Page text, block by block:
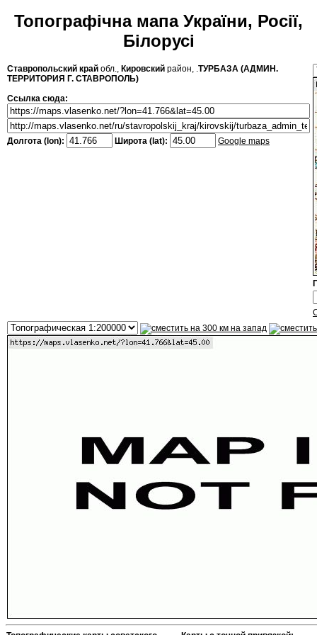
Топографічна мапа України, Росії,
Білорусі
Ставропольский край обл., Кировский район, .ТУРБАЗА (АДМИН.
ТЕРРИТОРИЯ Г. СТАВРОПОЛЬ)
Ссылка сюда:
Долгота (lon): Широта (lat): Google maps